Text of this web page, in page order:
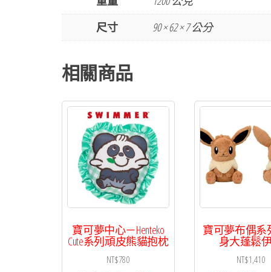
尺寸
90 × 62 × 7 公分
相關商品
寶可夢中心－Henteko
Cute系列頑皮熊貓抱枕
NT$780
寶可夢布偶系
身大蓬鬆
NT$1,410